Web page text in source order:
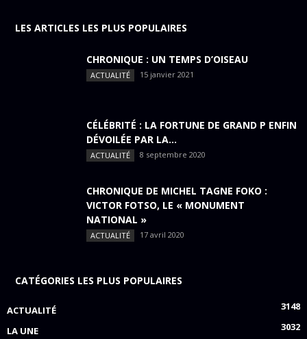
LES ARTICLES LES PLUS POPULAIRES
CHRONIQUE : UN TEMPS D’OISEAU
ACTUALITÉ 15 janvier 2021
CÉLÉBRITÉ : LA FORTUNE DE GRAND P ENFIN
DÉVOILÉE PAR LA...
ACTUALITÉ 8 septembre 2020
CHRONIQUE DE MICHEL TAGNE FOKO :
VICTOR FOTSO, LE « MONUMENT
NATIONAL »
ACTUALITÉ 17 avril 2020
CATÉGORIES LES PLUS POPULAIRES
ACTUALITÉ
3148
LA UNE
3032